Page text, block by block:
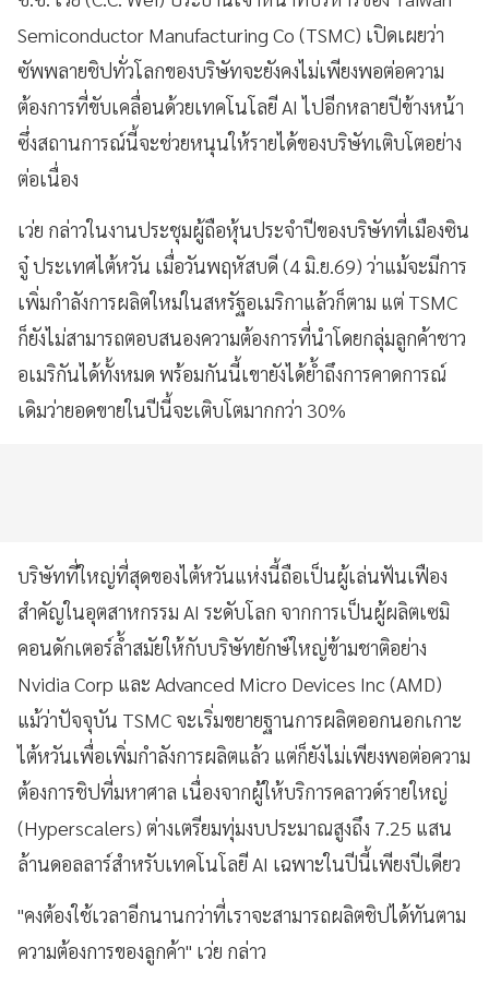
Semiconductor Manufacturing Co (TSMC) เปิดเผยว่า
ซัพพลายชิปทั่วโลกของบริษัทจะยังคงไม่เพียงพอต่อความ
ต้องการที่ขับเคลื่อนด้วยเทคโนโลยี AI ไปอีกหลายปีข้างหน้า
ซึ่งสถานการณ์นี้จะช่วยหนุนให้รายได้ของบริษัทเติบโตอย่าง
ต่อเนื่อง
เว่ย กล่าวในงานประชุมผู้ถือหุ้นประจำปีของบริษัทที่เมืองซิน
จู๋ ประเทศไต้หวัน เมื่อวันพฤหัสบดี (4 มิ.ย.69) ว่าแม้จะมีการ
เพิ่มกำลังการผลิตใหม่ในสหรัฐอเมริกาแล้วก็ตาม แต่ TSMC
ก็ยังไม่สามารถตอบสนองความต้องการที่นำโดยกลุ่มลูกค้าชาว
อเมริกันได้ทั้งหมด พร้อมกันนี้เขายังได้ย้ำถึงการคาดการณ์
เดิมว่ายอดขายในปีนี้จะเติบโตมากกว่า 30%
บริษัทที่ใหญ่ที่สุดของไต้หวันแห่งนี้ถือเป็นผู้เล่นฟันเฟือง
สำคัญในอุตสาหกรรม AI ระดับโลก จากการเป็นผู้ผลิตเซมิ
คอนดักเตอร์ล้ำสมัยให้กับบริษัทยักษ์ใหญ่ข้ามชาติอย่าง
Nvidia Corp และ Advanced Micro Devices Inc (AMD)
แม้ว่าปัจจุบัน TSMC จะเริ่มขยายฐานการผลิตออกนอกเกาะ
ไต้หวันเพื่อเพิ่มกำลังการผลิตแล้ว แต่ก็ยังไม่เพียงพอต่อความ
ต้องการชิปที่มหาศาล เนื่องจากผู้ให้บริการคลาวด์รายใหญ่
(Hyperscalers) ต่างเตรียมทุ่มงบประมาณสูงถึง 7.25 แสน
ล้านดอลลาร์สำหรับเทคโนโลยี AI เฉพาะในปีนี้เพียงปีเดียว
"คงต้องใช้เวลาอีกนานกว่าที่เราจะสามารถผลิตชิปได้ทันตาม
ความต้องการของลูกค้า" เว่ย กล่าว